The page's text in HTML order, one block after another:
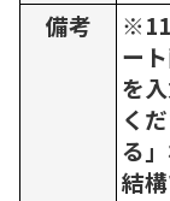
備考
※11
ー
を
く
る
結構